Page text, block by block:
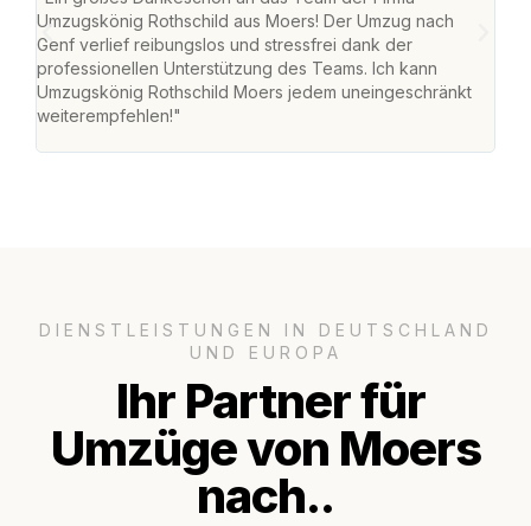
Umzugskönig Rothschild aus Moers! Der Umzug nach
Genf verlief reibungslos und stressfrei dank der
professionellen Unterstützung des Teams. Ich kann
Umzugskönig Rothschild Moers jedem uneingeschränkt
weiterempfehlen!"
DIENSTLEISTUNGEN IN DEUTSCHLAND
UND EUROPA
Ihr Partner für
Umzüge von Moers
nach..